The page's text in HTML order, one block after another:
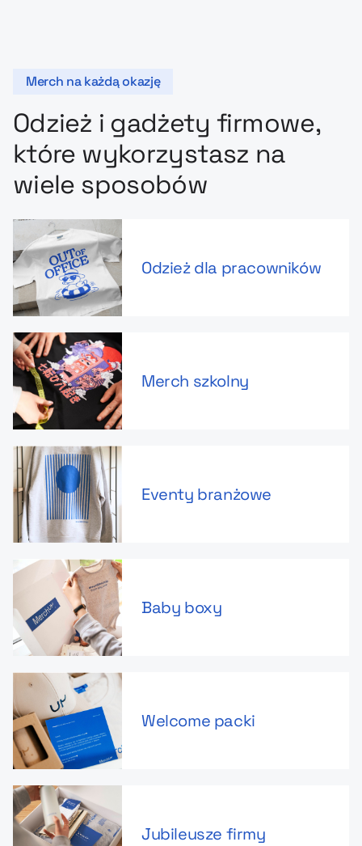
Merch na każdą okazję
Odzież i gadżety firmowe,
które wykorzystasz na
wiele sposobów
Odzież dla pracowników
Merch szkolny
Eventy branżowe
Baby boxy
Welcome packi
Jubileusze firmy